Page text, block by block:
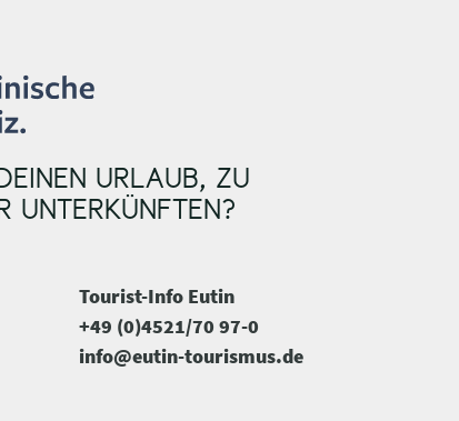
URLAUB, ZU
UNTERKÜNFTEN?
Tourist-Info Eutin
+49 (0)4521/70 97-0
info@eutin-tourismus.de